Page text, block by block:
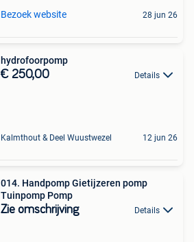
Bezoek website 28 jun 26
hydrofoorpomp
€ 250,00 Details
Kalmthout & Deel Wuustwezel 12 jun 26
014. Handpomp Gietijzeren pomp
Tuinpomp Pomp
Zie omschrijving Details